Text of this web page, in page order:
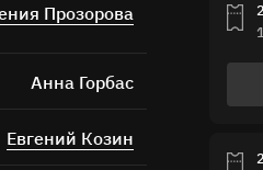
Прозорова
Анна Горбас
Евгений Козин